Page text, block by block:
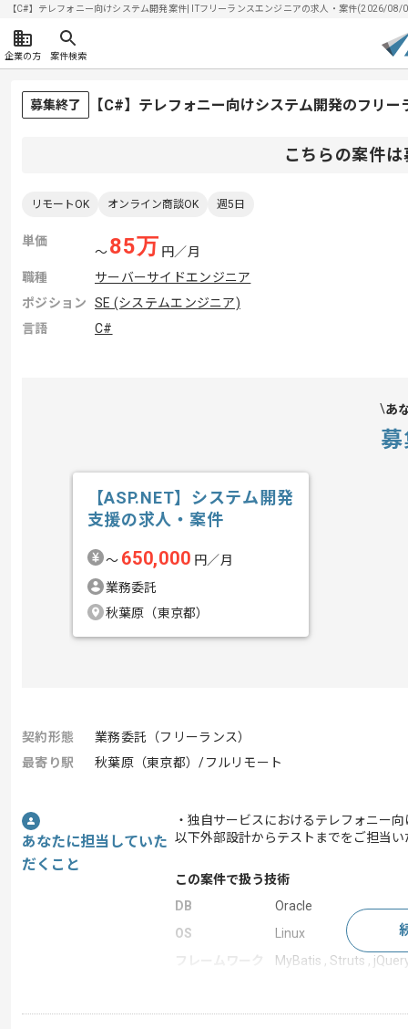
【C#】テレフォニー向けシステム開発案件| ITフリーランスエンジニアの求人・案件(2026/08/
企業の方 案件検索
募集終了 【C#】テレフォニー向けシステム開発のフリ
こちらの案件
リモートOK オンライン商談OK 週5日
単価
〜85万 円／月
職種
サーバーサイドエンジニア
ポジション
SE (システムエンジニア)
言語
C#
あ
【ASP.NET】システム開発
支援の求人・案件
〜 650,000 円／月
業務委託
秋葉原（東京都）
契約形態
業務委託（フリーランス）
最寄り駅
秋葉原（東京都）/フルリモート
あなたに担当していた
だくこと
・独自サービスにおけるテレフォニー
以下外部設計からテストまでをご担当い
この案件で扱う技術
DB
Oracle
OS
Linux
フレームワーク
MyBatis , Struts ,
アプリケーショ